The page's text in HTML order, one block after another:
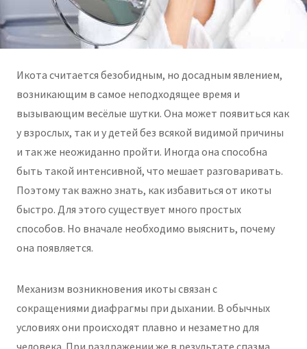
Икота считается безобидным, но досадным явлением,
возникающим в самое неподходящее время и
вызывающим весёлые шутки. Она может появиться как
у взрослых, так и у детей без всякой видимой причины
и так же неожиданно пройти. Иногда она способна
быть такой интенсивной, что мешает разговаривать.
Поэтому так важно знать, как избавиться от икоты
быстро. Для этого существует много простых
способов. Но вначале необходимо выяснить, почему
она появляется.
Механизм возникновения икоты связан с
сокращениями диафрагмы при дыхании. В обычных
условиях они происходят плавно и незаметно для